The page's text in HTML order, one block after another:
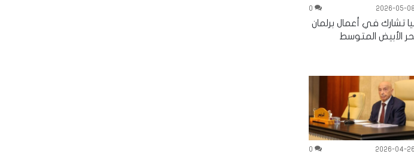
2026-05-08
0
تشارك في أعمال برلمان
الأبيض المتوسط
2026-04-26
0